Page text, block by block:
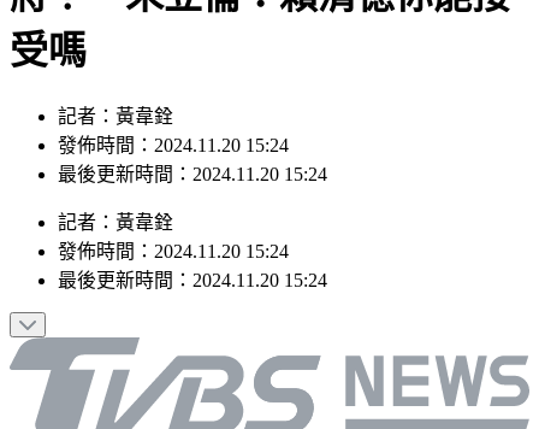
將？ 朱立倫：賴清德你能接
受嗎
記者：黃韋銓
發佈時間：2024.11.20 15:24
記者：黃韋銓
發佈時間：2024.11.20 15:24